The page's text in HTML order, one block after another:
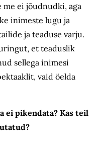
ei jõudnudki, aga
inimeste lugu ja
ja teaduse varju.
et teaduslik
sellega inimesi
vaid öelda
ei pikendata? Kas teil